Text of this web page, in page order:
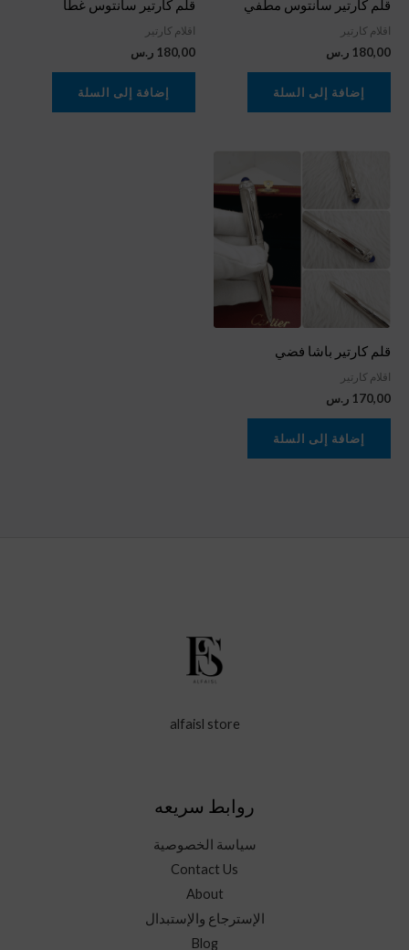
قلم كارتير سانتوس مطفي
اقلام كارتير
180,00 ر.س
إضافة إلى السلة
قلم كارتير سانتوس غطا
اقلام كارتير
180,00 ر.س
إضافة إلى السلة
قلم كارتير باشا فضي
اقلام كارتير
170,00 ر.س
إضافة إلى السلة
alfaisl store
روابط سريعه
سياسة الخصوصية
Contact Us
About
الإسترجاع والإستبدال
Blog